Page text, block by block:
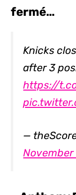
fermé…
Knicks
after 3
https://
—
November